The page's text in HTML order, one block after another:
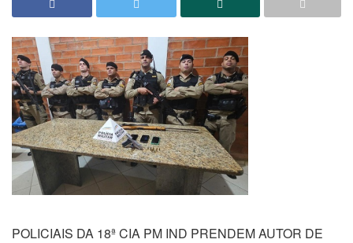
POLICIAIS DA 18ª CIA PM IND PRENDEM AUTOR DE